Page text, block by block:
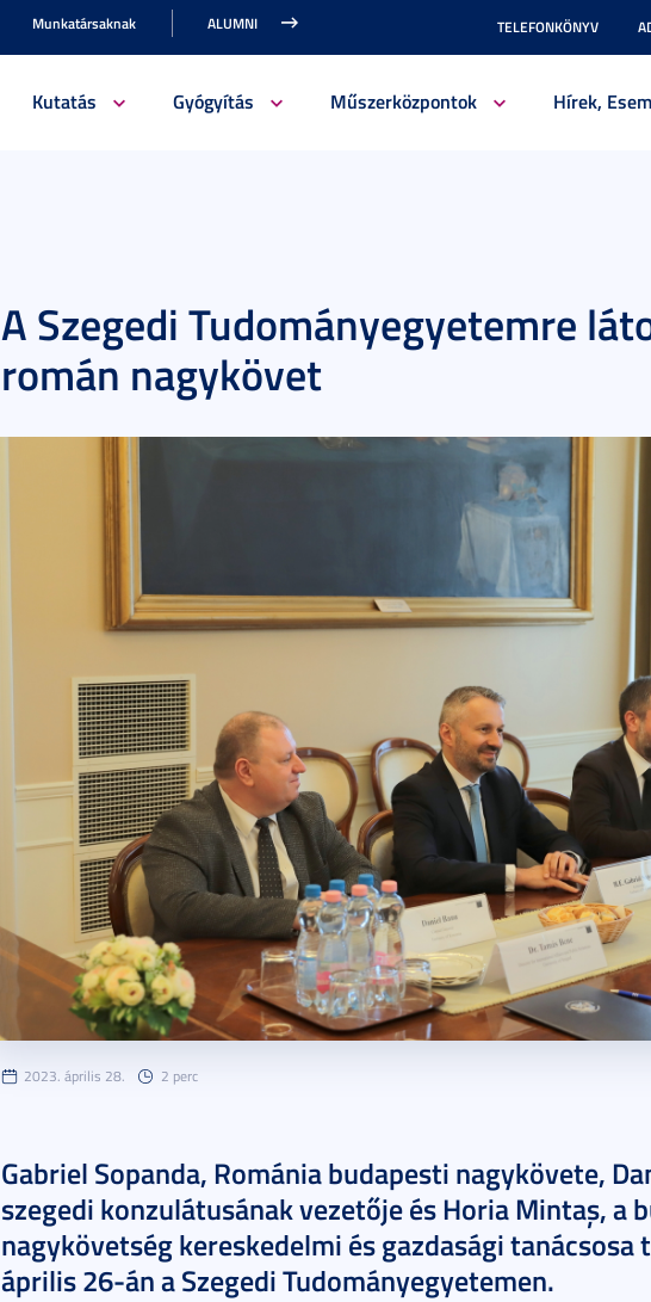
Munkatársaknak ALUMNI TELEFONKÖNYV
Kutatás Gyógyítás Műszerközpontok Hírek,
A Szegedi Tudományegyetemre
román nagykövet
2023. április 28. 2 perc
Gabriel Sopanda, Románia budapesti nagykövete,
szegedi konzulátusának vezetője és Horia Mintaș, a
nagykövetség kereskedelmi és gazdasági
április 26-án a Szegedi Tudományegyetemen.